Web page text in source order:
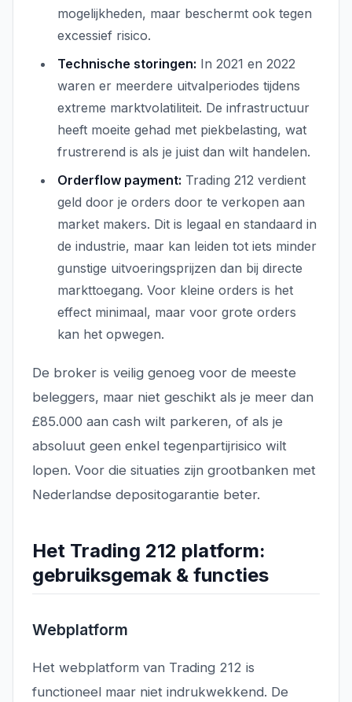
mogelijkheden, maar beschermt ook tegen
excessief risico.
Technische storingen: In 2021 en 2022
waren er meerdere uitvalperiodes tijdens
extreme marktvolatiliteit. De infrastructuur
heeft moeite gehad met piekbelasting, wat
frustrerend is als je juist dan wilt handelen.
Orderflow payment: Trading 212 verdient
geld door je orders door te verkopen aan
market makers. Dit is legaal en standaard in
de industrie, maar kan leiden tot iets minder
gunstige uitvoeringsprijzen dan bij directe
markttoegang. Voor kleine orders is het
effect minimaal, maar voor grote orders
kan het opwegen.
De broker is veilig genoeg voor de meeste
beleggers, maar niet geschikt als je meer dan
£85.000 aan cash wilt parkeren, of als je
absoluut geen enkel tegenpartijrisico wilt
lopen. Voor die situaties zijn grootbanken met
Nederlandse depositogarantie beter.
Het Trading 212 platform:
gebruiksgemak & functies
Webplatform
Het webplatform van Trading 212 is
functioneel maar niet indrukwekkend. De